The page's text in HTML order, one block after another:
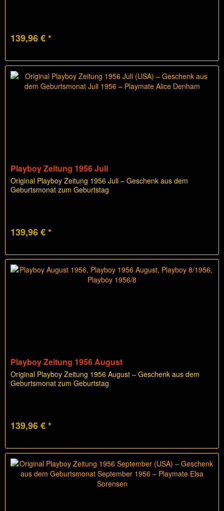
139,96 € *
Playboy Zeitung 1956 Juli
Original Playboy Zeitung 1956 Juli – Geschenk aus dem
Geburtsmonat zum Geburtstag
139,96 € *
Playboy Zeitung 1956 August
Original Playboy Zeitung 1956 August – Geschenk aus dem
Geburtsmonat zum Geburtstag
139,96 € *